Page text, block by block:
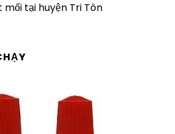
mối tại huyện Tri Tôn